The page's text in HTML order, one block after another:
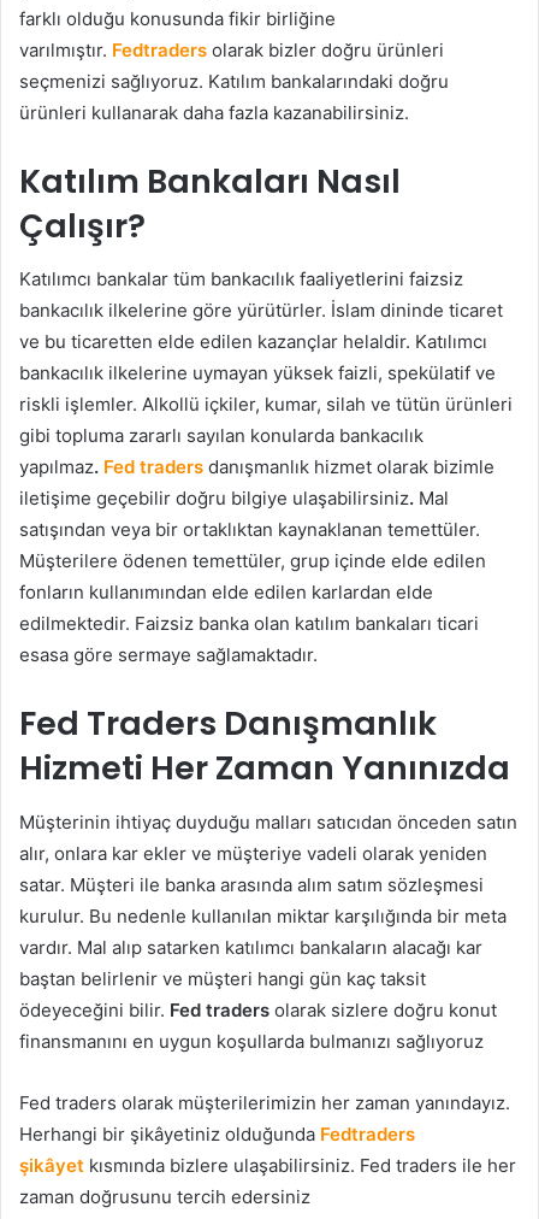
farklı olduğu konusunda fikir birliğine
varılmıştır. Fedtraders olarak bizler doğru ürünleri
seçmenizi sağlıyoruz. Katılım bankalarındaki doğru
ürünleri kullanarak daha fazla kazanabilirsiniz.
Katılım Bankaları Nasıl
Çalışır?
Katılımcı bankalar tüm bankacılık faaliyetlerini faizsiz
bankacılık ilkelerine göre yürütürler. İslam dininde ticaret
ve bu ticaretten elde edilen kazançlar helaldir. Katılımcı
bankacılık ilkelerine uymayan yüksek faizli, spekülatif ve
riskli işlemler. Alkollü içkiler, kumar, silah ve tütün ürünleri
gibi topluma zararlı sayılan konularda bankacılık
yapılmaz. Fed traders danışmanlık hizmet olarak bizimle
iletişime geçebilir doğru bilgiye ulaşabilirsiniz. Mal
satışından veya bir ortaklıktan kaynaklanan temettüler.
Müşterilere ödenen temettüler, grup içinde elde edilen
fonların kullanımından elde edilen karlardan elde
edilmektedir. Faizsiz banka olan katılım bankaları ticari
esasa göre sermaye sağlamaktadır.
Fed Traders Danışmanlık
Hizmeti Her Zaman Yanınızda
Müşterinin ihtiyaç duyduğu malları satıcıdan önceden satın
alır, onlara kar ekler ve müşteriye vadeli olarak yeniden
satar. Müşteri ile banka arasında alım satım sözleşmesi
kurulur. Bu nedenle kullanılan miktar karşılığında bir meta
vardır. Mal alıp satarken katılımcı bankaların alacağı kar
baştan belirlenir ve müşteri hangi gün kaç taksit
ödeyeceğini bilir. Fed traders olarak sizlere doğru konut
finansmanını en uygun koşullarda bulmanızı sağlıyoruz
Fed traders olarak müşterilerimizin her zaman yanındayız.
Herhangi bir şikâyetiniz olduğunda Fedtraders
şikâyet kısmında bizlere ulaşabilirsiniz. Fed traders ile her
zaman doğrusunu tercih edersiniz